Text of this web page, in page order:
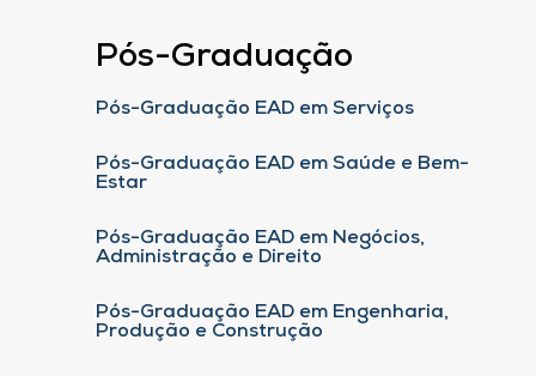
Pós-Graduação
Pós-Graduação EAD em Serviços
Pós-Graduação EAD em Saúde e Bem-
Estar
Pós-Graduação EAD em Negócios,
Administração e Direito
Pós-Graduação EAD em Engenharia,
Produção e Construção